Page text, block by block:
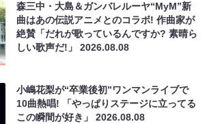
森三中・大島＆ガンバレルーヤ“MyM”新
曲はあの伝説アニメとのコラボ! 作曲家が
絶賛「だれが歌っているんですか? 素晴ら
しい歌声だ!」2026.08.08
小嶋花梨が“卒業後初”ワンマンライブで
10曲熱唱! 「やっぱりステージに立ってる
この瞬間が好き」2026.08.08